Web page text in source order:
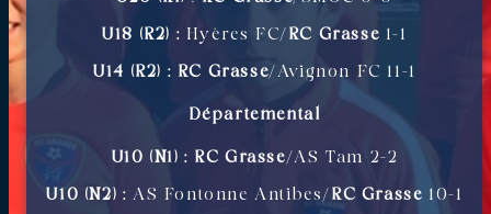
U18 (R2) : Hyères FC/ RC Grasse 1-1
U14 (R2) : RC Grasse/Avignon FC 11-1
Départemental
U10 (N1) : RC Grasse/AS Tam 2-2
U10 (N2) : AS Fontonne Antibes/ RC Grasse 10-1